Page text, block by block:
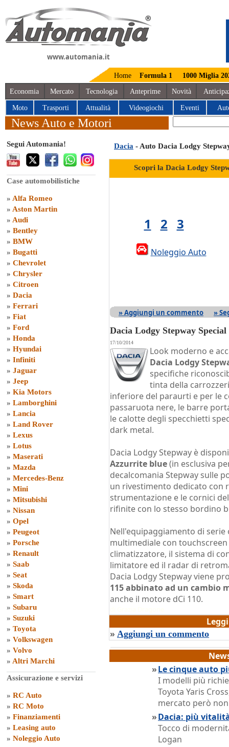
www.automania.it
Home Formula 1 1000 Miglia
Economia Mercato Tecnologia Anteprime Novità
Moto Trasporti Attualità Videogiochi Eventi
News Auto e Motori
Segui Automania!
Case automobilistiche
» Alfa Romeo
» Aston Martin
» Audi
» Bentley
» BMW
» Bugatti
» Chevrolet
» Chrysler
» Citroen
» Dacia
» Ferrari
» Fiat
» Ford
» Honda
» Hyundai
» Infiniti
» Jaguar
» Jeep
» Kia Motors
» Lamborghini
» Lancia
» Land Rover
» Lexus
» Lotus
» Maserati
» Mazda
» Mercedes-Benz
» Mini
» Mitsubishi
» Nissan
» Opel
» Peugeot
» Porsche
» Renault
» Saab
» Seat
» Skoda
» Smart
» Subaru
» Suzuki
» Toyota
» Volkswagen
» Volvo
» Altri Marchi
Assicurazione e servizi
» RC Auto
» RC Moto
» Finanziamenti
» Leasing auto
» Noleggio Auto
Dacia - Auto Dacia Lodgy
Scopri la Dacia Lodgy
1 2 3
Noleggio Auto
» Aggiungi un commento »
Dacia Lodgy Stepway
17/10/2014
Look moderno e
Dacia Lodgy
specifiche
tinta della
inferiore del paraurti e per le
passaruota nere, le barre
le calotte degli specchietti
dark metal.
Dacia Lodgy Stepway è
Azzurrite blue(in esclusiva
decalcomania Stepway sulle
un rivestimento dedicato con
strumentazione e le cornici
rifinite con lo stesso bordino
Nell'equipaggiamento di
multimediale con
climatizzatore, il sistema di
limitatore ed il radar di
Dacia Lodgy Stepway viene
115 abbinato ad un cambio
anche il motore dCi 110.
» Aggiungi un commento
»Le cinque auto
I modelli più
Toyota Yaris
mercato però
»Dacia: più
Tocco di
Logan